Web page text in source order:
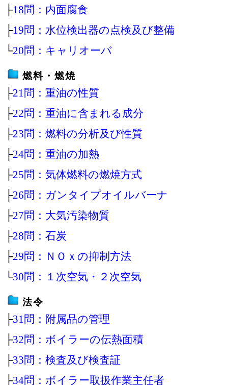
├18問：内面腐食
├19問：水位検出器の点検及び整備
└20問：キャリオーバ
燃料・燃焼
├21問：重油の性質
├22問：重油に含まれる成分
├23問：燃料の分析及び性質
├24問：重油の加熱
├25問：気体燃料の燃焼方式
├26問：ガンタイプオイルバーナ
├27問：大気汚染物質
├28問：石炭
├29問：ＮＯｘの抑制方法
└30問：１次空気・２次空気
法令
├31問：附属品の管理
├32問：ボイラーの伝熱面積
├33問：検査及び検査証
├34問：ボイラー取扱作業主任者